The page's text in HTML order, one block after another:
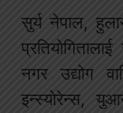
सुर्य नेपाल,
नगर उद्योग
इन्स्योरेन्स,